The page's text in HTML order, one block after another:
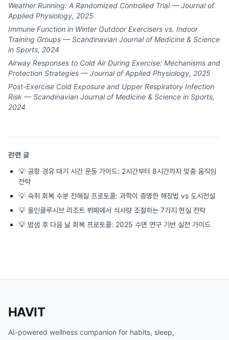
Weather Running: A Randomized Controlled Trial — Journal of
Applied Physiology, 2025
Immune Function in Winter Outdoor Exercisers vs. Indoor
Training Groups — Scandinavian Journal of Medicine & Science
in Sports, 2024
Airway Responses to Cold Air During Exercise: Mechanisms and
Protection Strategies — Journal of Applied Physiology, 2025
Post-Exercise Cold Exposure and Upper Respiratory Infection
Risk — Scandinavian Journal of Medicine & Science in Sports,
2024
관련 글
💡 공항 경유 대기 시간 운동 가이드: 2시간부터 8시간까지 맞춤 움직임
전략
💡 숙취 회복 수분 전해질 프로토콜: 과학이 증명한 해장법 vs 도시전설
💡 올인클루시브 리조트 뷔페에서 식사량 조절하는 7가지 현실 전략
💡 밤샘 후 다음 날 회복 프로토콜: 2025 수면 연구 기반 실전 가이드
HAVIT
AI-powered wellness companion for habits, sleep,